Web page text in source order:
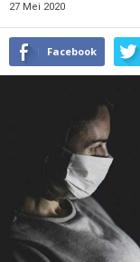
27 Mei 2020
Facebook